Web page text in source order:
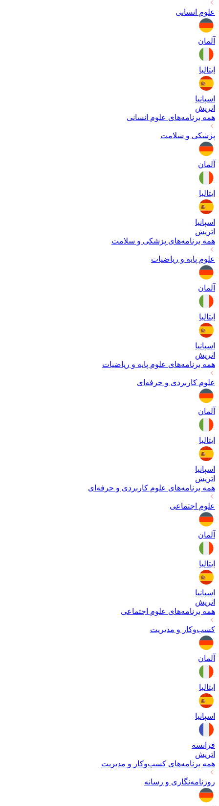
علوم انسانی
آلمان
ایتالیا
اسپانیا
اتریش
همه برنامه‌های علوم انسانی
پزشکی و سلامت
آلمان
ایتالیا
اسپانیا
اتریش
همه برنامه‌های پزشکی و سلامت
علوم پایه و ریاضیات
آلمان
ایتالیا
اسپانیا
اتریش
همه برنامه‌های علوم پایه و ریاضیات
علوم کاربردی و حرفه‌ای
آلمان
ایتالیا
اسپانیا
اتریش
همه برنامه‌های علوم کاربردی و حرفه‌ای
علوم اجتماعی
آلمان
ایتالیا
اسپانیا
اتریش
همه برنامه‌های علوم اجتماعی
کسب‌وکار و مدیریت
آلمان
ایتالیا
اسپانیا
فرانسه
اتریش
همه برنامه‌های کسب‌وکار و مدیریت
روزنامه‌نگاری و رسانه